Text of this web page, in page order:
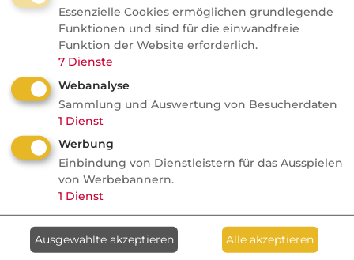
Kategorie: Gesetzliche Rentenversicherung
AktuelleNachrichten
FONDS professionell
Studie: Ungleiche
Besteuerung begünstigte
Französische Revolution
Essenzielle Cookies ermöglichen grundlegende
Funktionen und sind für die einwandfreie
Funktion der Website erforderlich.
7 Dienste
Webanalyse
Sammlung und Auswertung von Besucherdaten
1 Dienst
Werbung
Einbindung von Dienstleistern für das Ausspielen
von Werbebannern.
1 Dienst
Ausgewählte akzeptieren Alle akzeptieren